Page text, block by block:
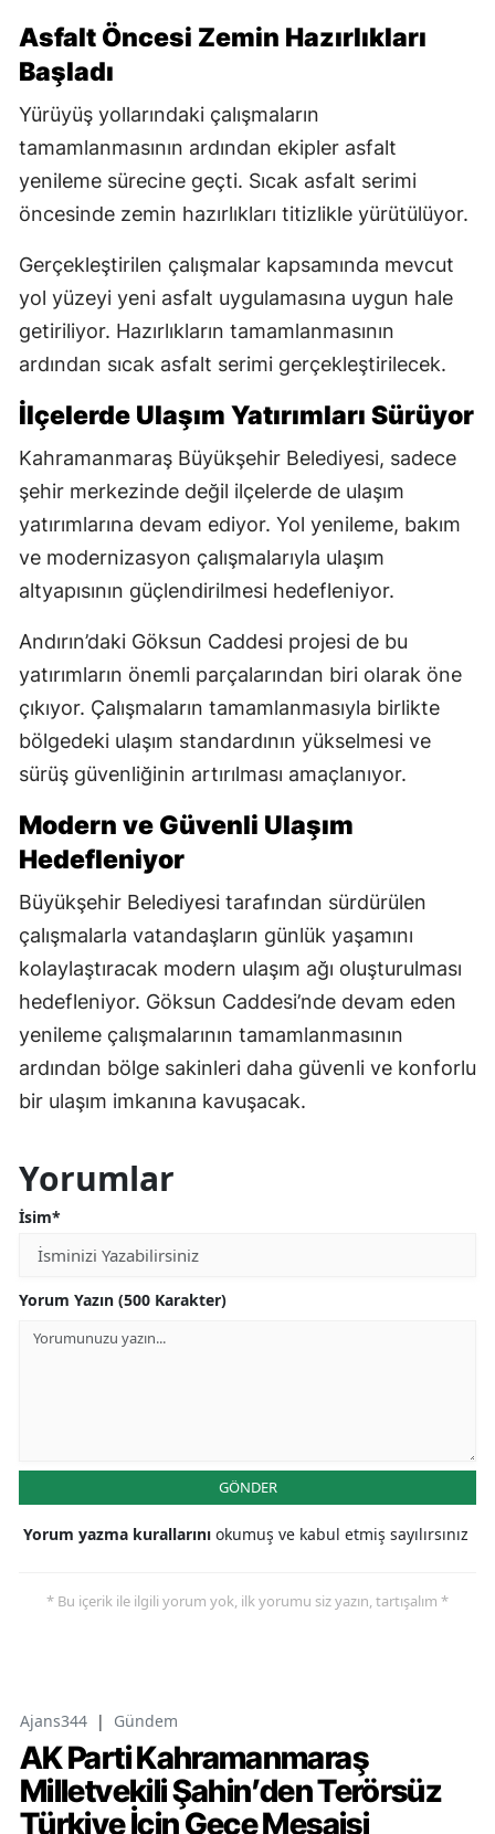
Asfalt Öncesi Zemin Hazırlıkları
Başladı
Yürüyüş yollarındaki çalışmaların
tamamlanmasının ardından ekipler asfalt
yenileme sürecine geçti. Sıcak asfalt serimi
öncesinde zemin hazırlıkları titizlikle yürütülüyor.
Gerçekleştirilen çalışmalar kapsamında mevcut
yol yüzeyi yeni asfalt uygulamasına uygun hale
getiriliyor. Hazırlıkların tamamlanmasının
ardından sıcak asfalt serimi gerçekleştirilecek.
İlçelerde Ulaşım Yatırımları Sürüyor
Kahramanmaraş Büyükşehir Belediyesi, sadece
şehir merkezinde değil ilçelerde de ulaşım
yatırımlarına devam ediyor. Yol yenileme, bakım
ve modernizasyon çalışmalarıyla ulaşım
altyapısının güçlendirilmesi hedefleniyor.
Andırın’daki Göksun Caddesi projesi de bu
yatırımların önemli parçalarından biri olarak öne
çıkıyor. Çalışmaların tamamlanmasıyla birlikte
bölgedeki ulaşım standardının yükselmesi ve
sürüş güvenliğinin artırılması amaçlanıyor.
Modern ve Güvenli Ulaşım
Hedefleniyor
Büyükşehir Belediyesi tarafından sürdürülen
çalışmalarla vatandaşların günlük yaşamını
kolaylaştıracak modern ulaşım ağı oluşturulması
hedefleniyor. Göksun Caddesi’nde devam eden
yenileme çalışmalarının tamamlanmasının
ardından bölge sakinleri daha güvenli ve konforlu
bir ulaşım imkanına kavuşacak.
Yorumlar
İsim*
Yorum Yazın (500 Karakter)
GÖNDER
Yorum yazma kurallarını okumuş ve kabul etmiş sayılırsınız
* Bu içerik ile ilgili yorum yok, ilk yorumu siz yazın, tartışalım *
Ajans344 | Gündem
AK Parti Kahramanmaraş
Milletvekili Şahin’den Terörsüz
Türkiye İçin Gece Mesaisi